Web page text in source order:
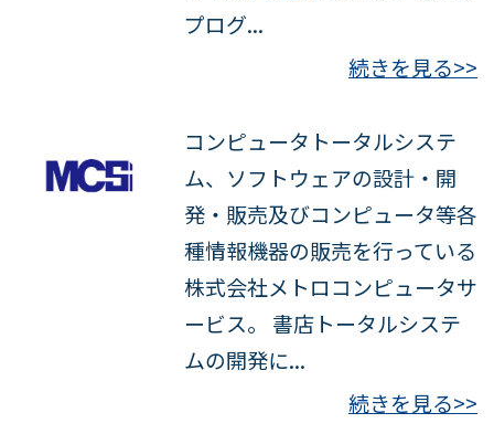
プログ...
続きを見る>>
コンピュータトータルシステ
ム、ソフトウェアの設計・開
発・販売及びコンピュータ等各
種情報機器の販売を行っている
株式会社メトロコンピュータサ
ービス。 書店トータルシステ
ムの開発に...
続きを見る>>